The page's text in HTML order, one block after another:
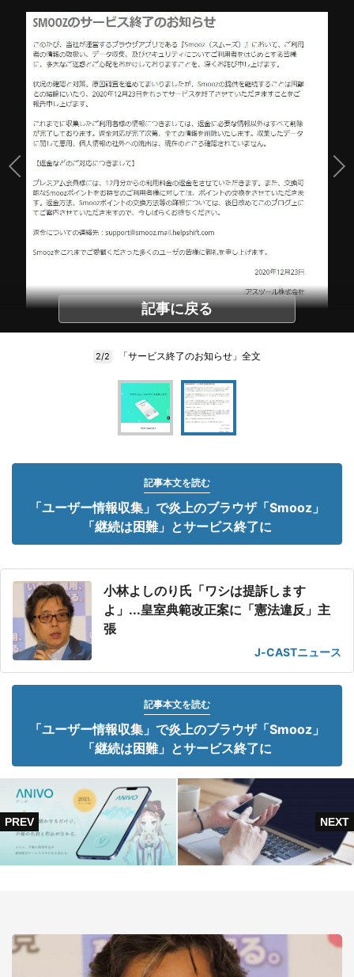
記事に戻る
2/2 「サービス終了のお知らせ」全文
記事本文を読む
「ユーザー情報収集」で炎上のブラウザ「Smooz」
「継続は困難」とサービス終了に
小林よしのり氏「ワシは提訴します
よ」...皇室典範改正案に「憲法違反」主
張
J-CASTニュース
記事本文を読む
「ユーザー情報収集」で炎上のブラウザ「Smooz」
「継続は困難」とサービス終了に